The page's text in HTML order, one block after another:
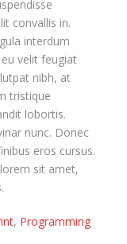
convallis in.
interdum
velit feugiat
nibh, at
tristique
lobortis.
nunc. Donec
eros cursus.
sit amet,
, Programming